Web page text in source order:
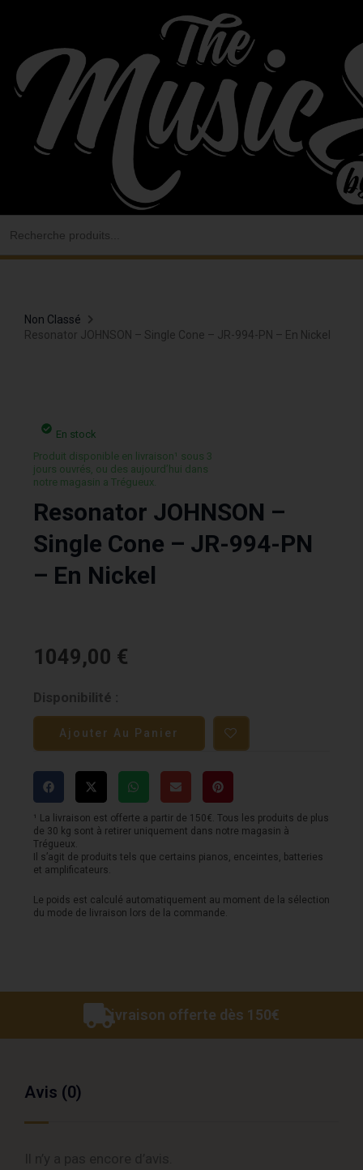
contenu
Non Classé
Resonator JOHNSON – Single Cone – JR-994-PN – En Nickel
En stock
Produit disponible en livraison¹ sous 3
jours ouvrés, ou des aujourd’hui dans
notre magasin a Trégueux.
Resonator JOHNSON –
Single Cone – JR-994-PN
– En Nickel
1049,00 €
Disponibilité :
quantité
de
Resonator
JOHNSON
Single
Cone
-
994-
En
Ajouter Au Panier
¹ La livraison est offerte a partir de 150€. Tous les produits de plus
de 30 kg sont à retirer uniquement dans notre magasin à
Trégueux.
Il s’agit de produits tels que certains pianos, enceintes, batteries
et amplificateurs.
Le poids est calculé automatiquement au moment de la sélection
du mode de livraison lors de la commande.
Livraison offerte dès 150€
Avis (0)